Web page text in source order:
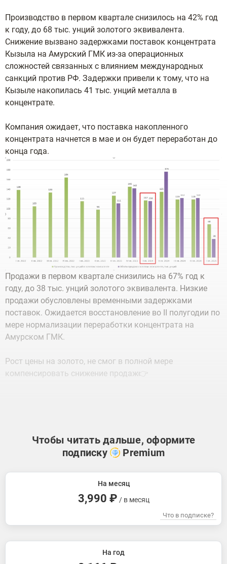
Производство в первом квартале снизилось на 42% год
к году, до 68 тыс. унций золотого эквивалента.
Снижение вызвано задержками поставок концентрата
Кызыла на Амурский ГМК из-за операционных
сложностей связанных с влиянием международных
санкций против РФ. Задержки привели к тому, что на
Кызыле накопилась 41 тыс. унций металла в
концентрате.
Компания ожидает, что поставка накопленного
концентрата начнется в мае и он будет переработан до
конца года.
Продажи в первом квартале снизились на 67% год к
году, до 38 тыс. унций золотого эквивалента. Низкие
продажи обусловлены временными задержками
поставок. Ожидается восстановление во II полугодии по
мере нормализации переработки концентрата на
Амурском ГМК.
Рост цены на золото, не смог в полной мере
компенсировать снижение продаж👉
Чтобы читать дальше, оформите
подписку
Premium
На месяц
3,990 ₽ / в месяц
Что в подписке?
На год